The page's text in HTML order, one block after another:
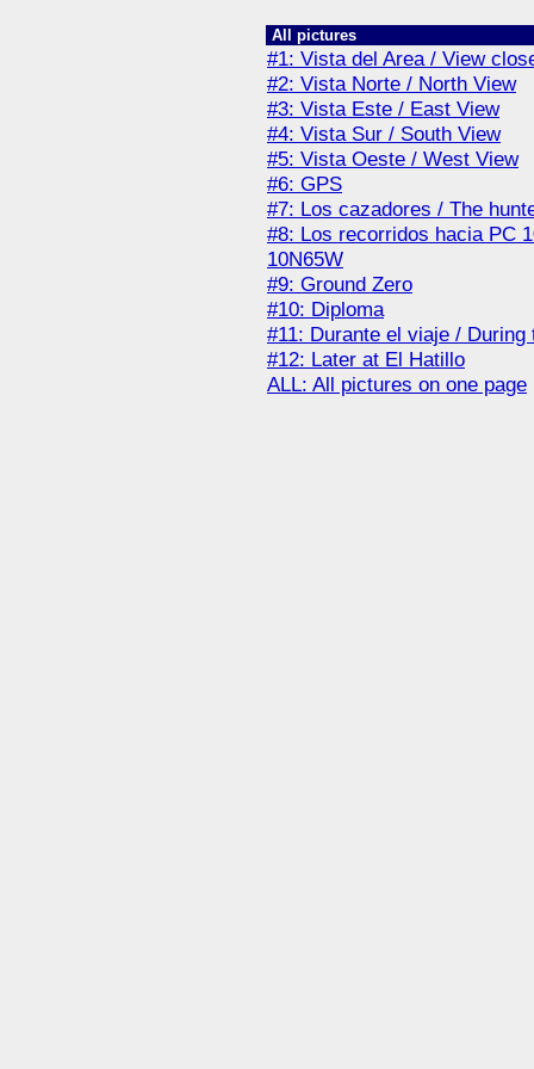
All pictures
#1: Vista del Area / View
#2: Vista Norte / North View
#3: Vista Este / East View
#4: Vista Sur / South View
#5: Vista Oeste / West View
#6: GPS
#7: Los cazadores / The
#8: Los recorridos hacia PC
10N65W
#9: Ground Zero
#10: Diploma
#11: Durante el viaje / During
#12: Later at El Hatillo
ALL: All pictures on one page